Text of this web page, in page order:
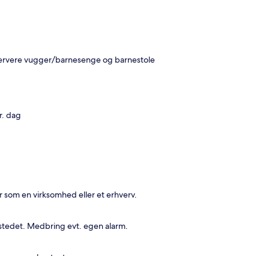
vugger/barnesenge og barnestole
dag
en virksomhed eller et erhverv.
Medbring evt. egen alarm.